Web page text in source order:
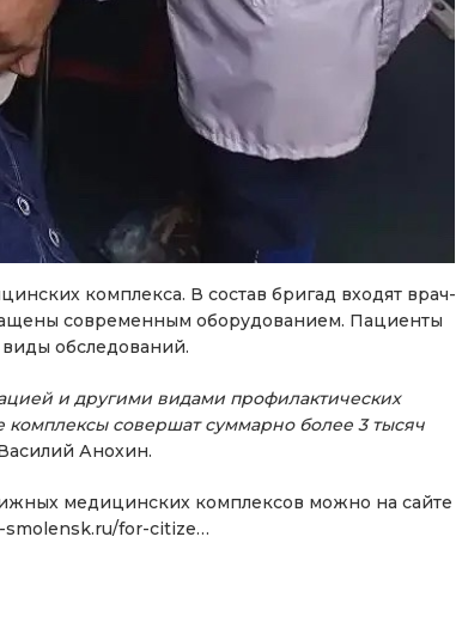
комплекса. В состав бригад входят врач-
современным оборудованием. Пациенты
обследований.
и другими видами профилактических
совершат суммарно более 3 тысяч
Анохин.
медицинских комплексов можно на сайте
smolensk.ru/for-citize…